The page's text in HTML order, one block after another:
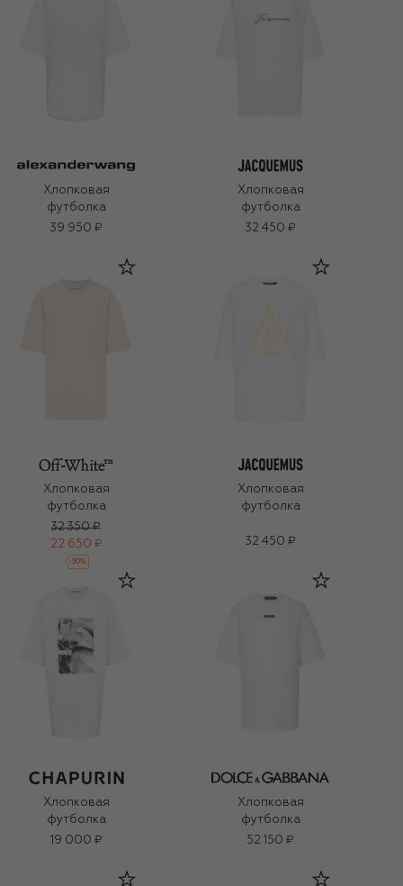
Хлопковая
футболка
39 950 ₽
Хлопковая
футболка
32 450 ₽
Хлопковая
футболка
32 350 ₽
22 650 ₽
-30%
Хлопковая
футболка
32 450 ₽
Хлопковая
футболка
19 000 ₽
Хлопковая
футболка
52 150 ₽